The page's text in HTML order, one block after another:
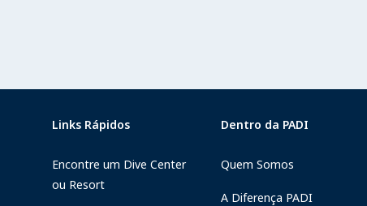
Links Rápidos
Encontre um Dive Center
ou Resort
Dentro da PADI
Quem Somos
A Diferença PADI